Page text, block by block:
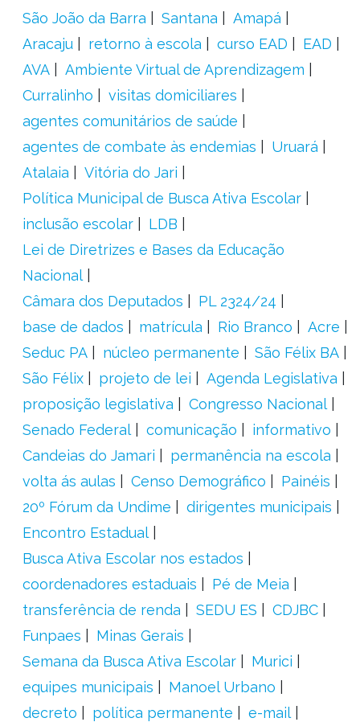
São João da Barra
Santana
Amapá
Aracaju
retorno à escola curso EAD
EAD
AVA
Ambiente Virtual de Aprendizagem
Curralinho
visitas domiciliares
agentes comunitários de saúde
agentes de combate às endemias
Uruará
Atalaia
Vitória do Jari
Política Municipal de Busca Ativa Escolar
inclusão escolar
LDB
Lei de Diretrizes e Bases da Educação
Nacional
Câmara dos Deputados
PL 2324/24
base de dados
matrícula Rio Branco
Acre
Seduc PA
núcleo permanente
São Félix BA
São Félix
projeto de lei
Agenda Legislativa
proposição legislativa
Congresso Nacional
Senado Federal
comunicação
informativo
Candeias do Jamari
permanência na escola
volta ás aulas
Censo Demográfico
Painéis
20º Fórum da Undime
dirigentes municipais
Encontro Estadual
Busca Ativa Escolar nos estados
coordenadores estaduais
Pé de Meia
transferência de renda
SEDU ES
CDJBC
Funpaes
Minas Gerais
Semana da Busca Ativa Escolar
Murici
equipes municipais
Manoel Urbano
decreto
política permanente
e-mail